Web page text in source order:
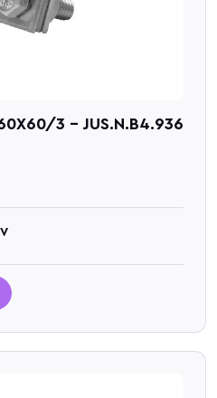
3 - JUS.N.B4.936